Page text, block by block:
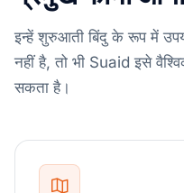
इन्हें शुरुआती बिंदु के रूप में
नहीं है, तो भी Suaid इसे
सकता है।